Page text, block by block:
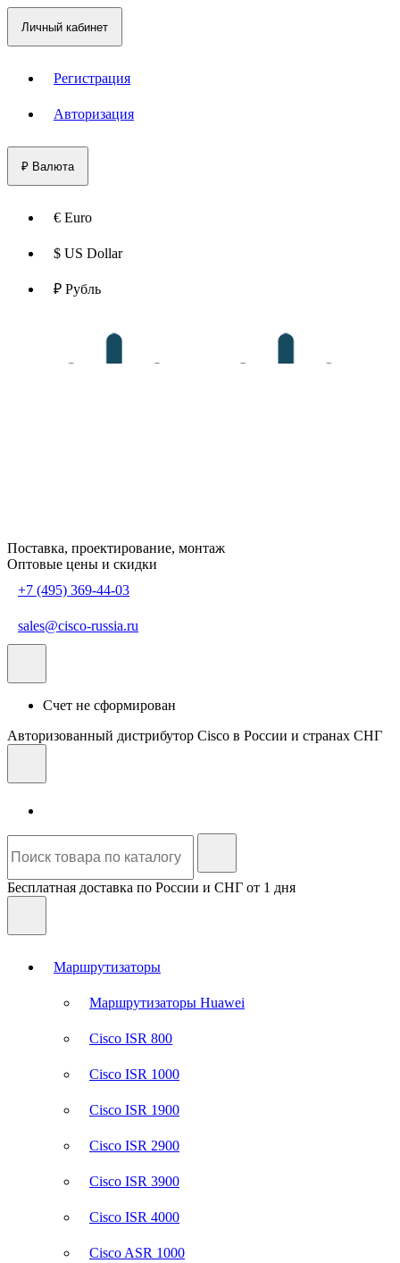
Личный кабинет
Регистрация
Авторизация
₽ Валюта
€ Euro
$ US Dollar
₽ Рубль
Поставка, проектирование, монтаж
Оптовые цены и скидки
+7 (495) 369-44-03
sales@cisco-russia.ru
Счет не сформирован
Авторизованный дистрибутор Cisco в России и странах СНГ
Бесплатная доставка по России и СНГ от 1 дня
Маршрутизаторы
Маршрутизаторы Huawei
Cisco ISR 800
Cisco ISR 1000
Cisco ISR 1900
Cisco ISR 2900
Cisco ISR 3900
Cisco ISR 4000
Cisco ASR 1000